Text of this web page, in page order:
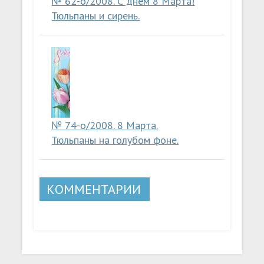
Тюльпаны и сирень.
№ 74-о/2008. 8 Марта.
Тюльпаны на голубом фоне.
КОММЕНТАРИИ